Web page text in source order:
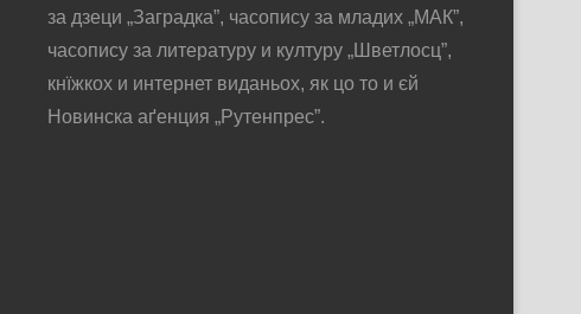
за дзеци „Заградка”, часопису за младих „МАК”,
часопису за литературу и културу „Шветлосц”,
кнїжкох и интернет виданьох, як цо то и єй
Новинска аґенция „Рутенпрес”.